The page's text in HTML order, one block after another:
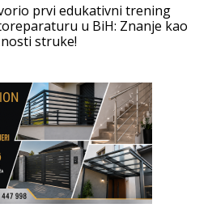
prvi edukativni trening
u BiH: Znanje kao
struke!